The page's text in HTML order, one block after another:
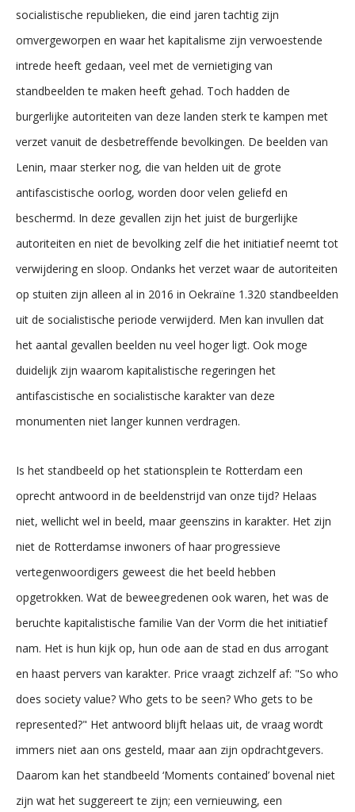
socialistische republieken, die eind jaren tachtig zijn
omvergeworpen en waar het kapitalisme zijn verwoestende
intrede heeft gedaan, veel met de vernietiging van
standbeelden te maken heeft gehad. Toch hadden de
burgerlijke autoriteiten van deze landen sterk te kampen met
verzet vanuit de desbetreffende bevolkingen. De beelden van
Lenin, maar sterker nog, die van helden uit de grote
antifascistische oorlog, worden door velen geliefd en
beschermd. In deze gevallen zijn het juist de burgerlijke
autoriteiten en niet de bevolking zelf die het initiatief neemt tot
verwijdering en sloop. Ondanks het verzet waar de autoriteiten
op stuiten zijn alleen al in 2016 in Oekraïne 1.320 standbeelden
uit de socialistische periode verwijderd. Men kan invullen dat
het aantal gevallen beelden nu veel hoger ligt. Ook moge
duidelijk zijn waarom kapitalistische regeringen het
antifascistische en socialistische karakter van deze
monumenten niet langer kunnen verdragen.
Is het standbeeld op het stationsplein te Rotterdam een
oprecht antwoord in de beeldenstrijd van onze tijd? Helaas
niet, wellicht wel in beeld, maar geenszins in karakter. Het zijn
niet de Rotterdamse inwoners of haar progressieve
vertegenwoordigers geweest die het beeld hebben
opgetrokken. Wat de beweegredenen ook waren, het was de
beruchte kapitalistische familie Van der Vorm die het initiatief
nam. Het is hun kijk op, hun ode aan de stad en dus arrogant
en haast pervers van karakter. Price vraagt zichzelf af: "So who
does society value? Who gets to be seen? Who gets to be
represented?" Het antwoord blijft helaas uit, de vraag wordt
immers niet aan ons gesteld, maar aan zijn opdrachtgevers.
Daarom kan het standbeeld ‘Moments contained’ bovenal niet
zijn wat het suggereert te zijn; een vernieuwing, een